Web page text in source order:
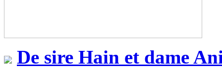
De sire Hain et dame